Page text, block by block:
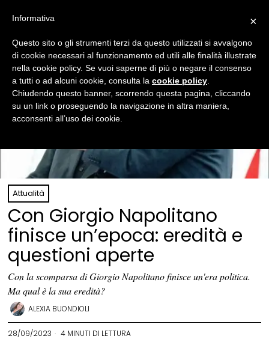
Attualità
Con Giorgio Napolitano
finisce un’epoca: eredità e
questioni aperte
Con la scomparsa di Giorgio Napolitano finisce un'era politica.
Ma qual è la sua eredità?
ALEXIA BUONDIOLI
28/09/2023 4 MINUTI DI LETTURA
×
Informativa
Questo sito o gli strumenti terzi da questo utilizzati si avvalgono
di cookie necessari al funzionamento ed utili alle finalità illustrate
nella cookie policy. Se vuoi saperne di più o negare il consenso
a tutti o ad alcuni cookie, consulta la cookie policy
Chiudendo questo banner, scorrendo questa pagina, cliccando
su un link o proseguendo la navigazione in altra maniera,
acconsenti all’uso dei cookie.